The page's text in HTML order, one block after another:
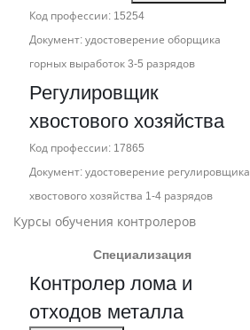
Код профессии: 15254
Документ: удостоверение оборщика
горных выработок 3‑5 разрядов
Регулировщик
хвостового хозяйства
Код профессии: 17865
Документ: удостоверение регулировщика
хвостового хозяйства 1‑4 разрядов
Курсы обучения контролеров
Специализация
Контролер лома и
отходов металла